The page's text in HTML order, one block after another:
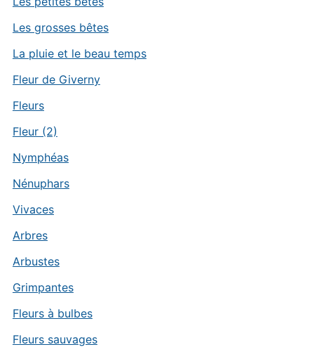
Les grosses bêtes
La pluie et le beau temps
Fleur de Giverny
Fleurs
Fleur (2)
Nymphéas
Nénuphars
Vivaces
Arbres
Arbustes
Grimpantes
Fleurs à bulbes
Fleurs sauvages